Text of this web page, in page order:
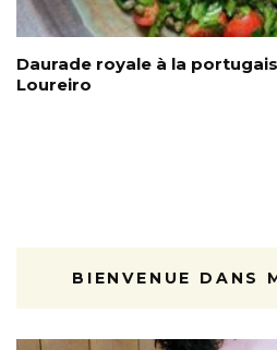
Daurade royale à la
Loureiro
BIENVENUE DANS